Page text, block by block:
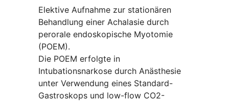
Elektive Aufnahme zur stationären
Behandlung einer Achalasie durch
perorale endoskopische Myotomie
(POEM).
Die POEM erfolgte in
Intubationsnarkose durch Anästhesie
unter Verwendung eines Standard-
Gastroskops und low-flow CO2-